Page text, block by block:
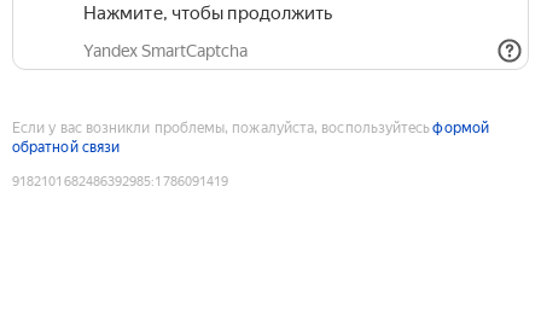
Нажмите, чтобы продолжить
Yandex SmartCaptcha
Если у вас возникли проблемы, пожалуйста, воспользуйтесьформой
обратной связи
9182101682486392985:1786091419